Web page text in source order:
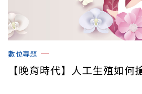
數位專題
【晚育時代】人工生殖如何